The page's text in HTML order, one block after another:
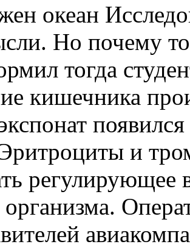
океан
Но почему
тогда
кишечника
и
регулирующее